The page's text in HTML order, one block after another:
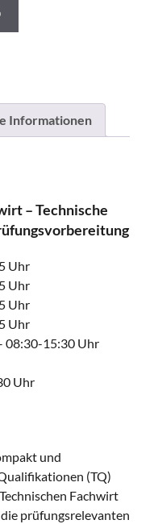
Informationen
– Technische
Uhr
Uhr
Uhr
Uhr
08:30-15:30 Uhr
Uhr
und
(TQ)
Fachwirt
prüfungsrelevanten